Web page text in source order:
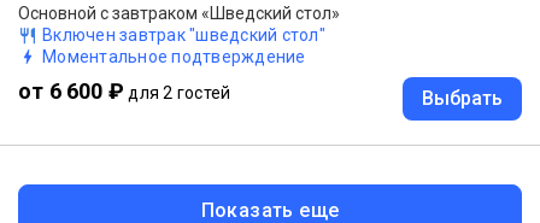
Основной с завтраком «Шведский стол»
Включен завтрак "шведский стол"
Моментальное подтверждение
от 6 600 ₽ для 2 гостей Выбрать
Показать еще